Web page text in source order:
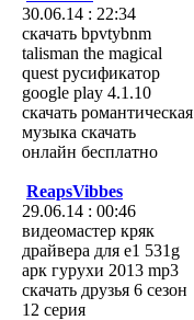
30.06.14 : 22:34
скачать bpvtybnm
talisman the magical
quest русификатор
google play 4.1.10
скачать романтическая
музыка скачать
онлайн бесплатно
ReapsVibbes
29.06.14 : 00:46
видеомастер кряк
драйвера для e1 531g
арк гурухи 2013 mp3
скачать друзья 6 сезон
12 серия